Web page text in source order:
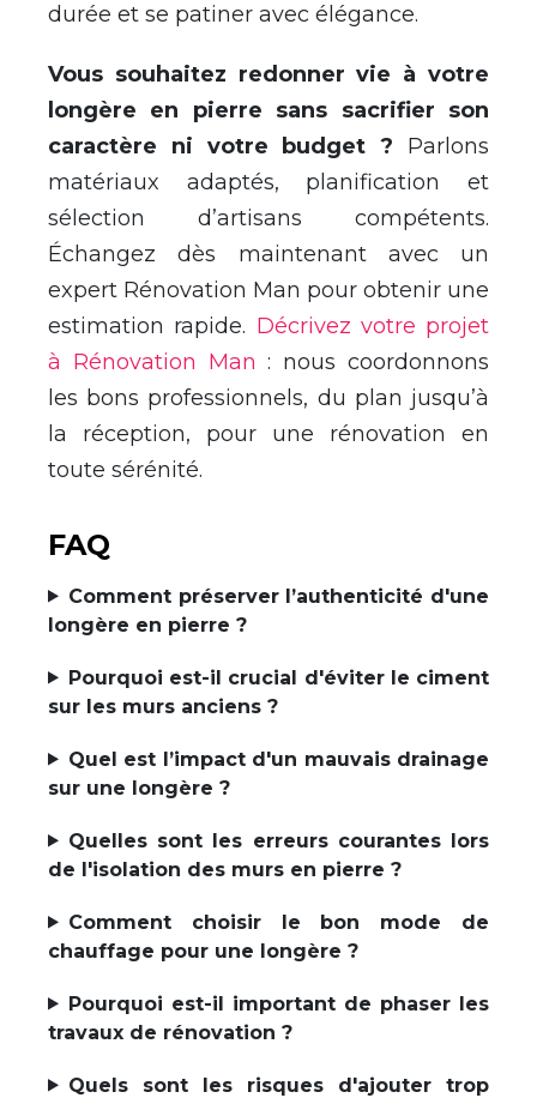
durée et se patiner avec élégance.
Vous souhaitez redonner vie à votre
longère en pierre sans sacrifier son
caractère ni votre budget ? Parlons
matériaux adaptés, planification et
sélection d’artisans compétents.
Échangez dès maintenant avec un
expert Rénovation Man pour obtenir une
estimation rapide. Décrivez votre projet
à Rénovation Man : nous coordonnons
les bons professionnels, du plan jusqu’à
la réception, pour une rénovation en
toute sérénité.
FAQ
Comment préserver l’authenticité d'une
longère en pierre ?
Pourquoi est-il crucial d'éviter le ciment
sur les murs anciens ?
Quel est l’impact d'un mauvais drainage
sur une longère ?
Quelles sont les erreurs courantes lors
de l'isolation des murs en pierre ?
Comment choisir le bon mode de
chauffage pour une longère ?
Pourquoi est-il important de phaser les
travaux de rénovation ?
Quels sont les risques d'ajouter trop